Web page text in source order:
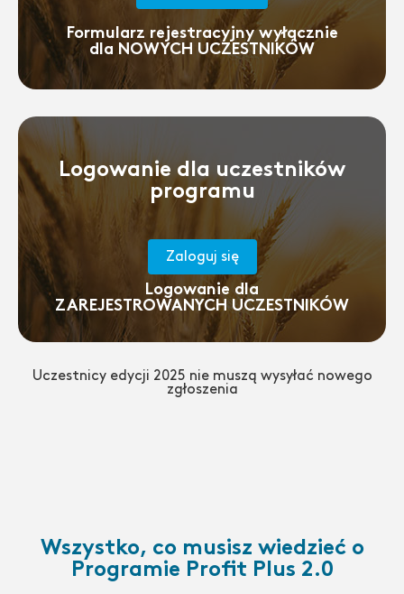
Formularz rejestracyjny wyłącznie
dla NOWYCH UCZESTNIKÓW
Logowanie dla uczestników
programu
Zaloguj się
Logowanie dla
ZAREJESTROWANYCH UCZESTNIKÓW
Uczestnicy edycji 2025 nie muszą wysyłać nowego
zgłoszenia
Wszystko, co musisz wiedzieć o
Programie Profit Plus 2.0